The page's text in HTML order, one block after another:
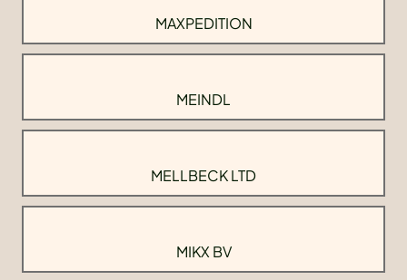
MAXPEDITION
MEINDL
MELLBECK LTD
MIKX BV